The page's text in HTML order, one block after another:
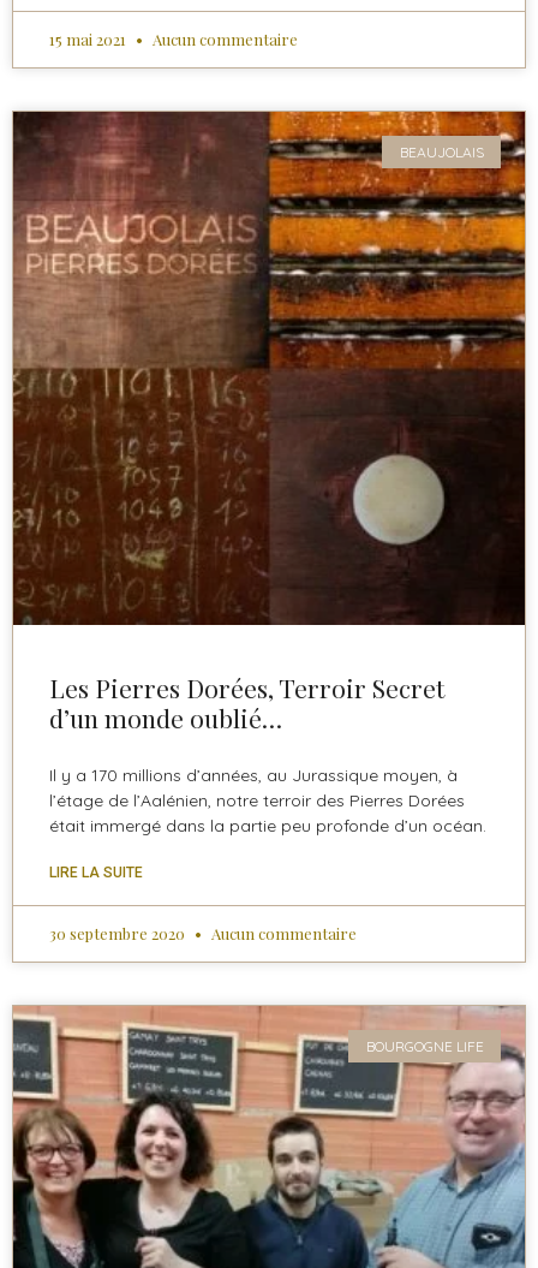
15 mai 2021 Aucun commentaire
BEAUJOLAIS
Les Pierres Dorées, Terroir Secret
d’un monde oublié…
Il y a 170 millions d’années, au Jurassique moyen, à
l’étage de l’Aalénien, notre terroir des Pierres Dorées
était immergé dans la partie peu profonde d’un océan.
LIRE LA SUITE
30 septembre 2020 Aucun commentaire
BOURGOGNE LIFE